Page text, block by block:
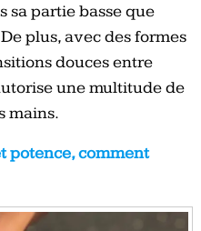
sa partie basse que
plus, avec des formes
douces entre
une multitude de
mains.
potence, comment